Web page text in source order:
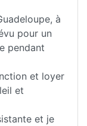
à
pour un
pendant
et loyer
et
et je